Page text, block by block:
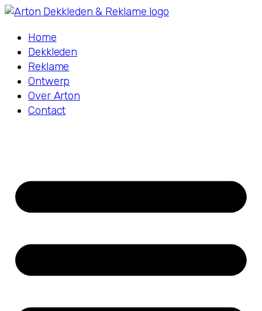
Home
Dekkleden
Reklame
Ontwerp
Over Arton
Contact